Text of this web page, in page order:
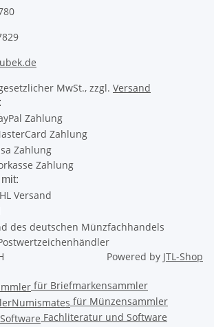
MwSt., zzgl. Versand
Powered by JTL-Shop
für Briefmarkensammler
für Münzensammler
Fachliteratur und Software